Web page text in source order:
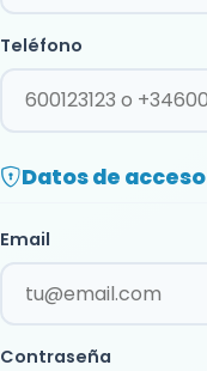
Teléfono
Datos de acceso
Email
Contraseña